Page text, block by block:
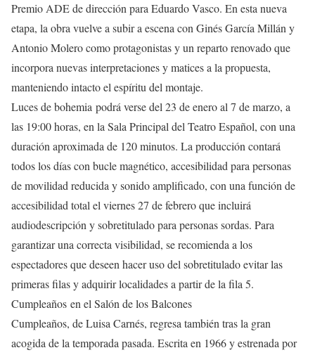
Premio ADE de dirección para Eduardo Vasco. En esta nueva
etapa, la obra vuelve a subir a escena con Ginés García Millán y
Antonio Molero como protagonistas y un reparto renovado que
incorpora nuevas interpretaciones y matices a la propuesta,
manteniendo intacto el espíritu del montaje.
Luces de bohemia podrá verse del 23 de enero al 7 de marzo, a
las 19:00 horas, en la Sala Principal del Teatro Español, con una
duración aproximada de 120 minutos. La producción contará
todos los días con bucle magnético, accesibilidad para personas
de movilidad reducida y sonido amplificado, con una función de
accesibilidad total el viernes 27 de febrero que incluirá
audiodescripción y sobretitulado para personas sordas. Para
garantizar una correcta visibilidad, se recomienda a los
espectadores que deseen hacer uso del sobretitulado evitar las
primeras filas y adquirir localidades a partir de la fila 5.
Cumpleaños en el Salón de los Balcones
Cumpleaños, de Luisa Carnés, regresa también tras la gran
acogida de la temporada pasada. Escrita en 1966 y estrenada por